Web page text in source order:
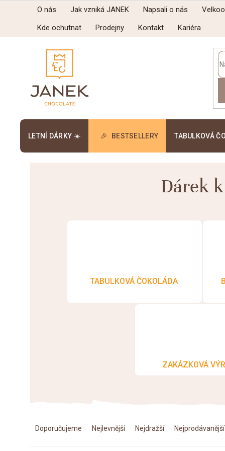
O nás Jak vzniká JANEK Napsali o nás
Kde ochutnat
Prodejny Kontakt Kariéra
LETNÍ DÁRKY ☀️ BESTSELLERY TABULKOVÁ
Dárek
TABULKOVÁ ČOKOLÁDA
ZAKÁZKOVÁ
Ř
a
Doporučujeme Nejlevnější Nejdražší Nejprodávanější